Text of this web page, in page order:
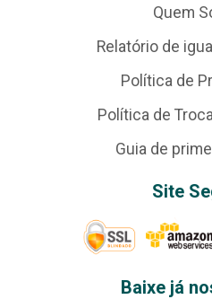
Quem
Relatório de
Política de
Política de
Guia de
Site
Baixe já